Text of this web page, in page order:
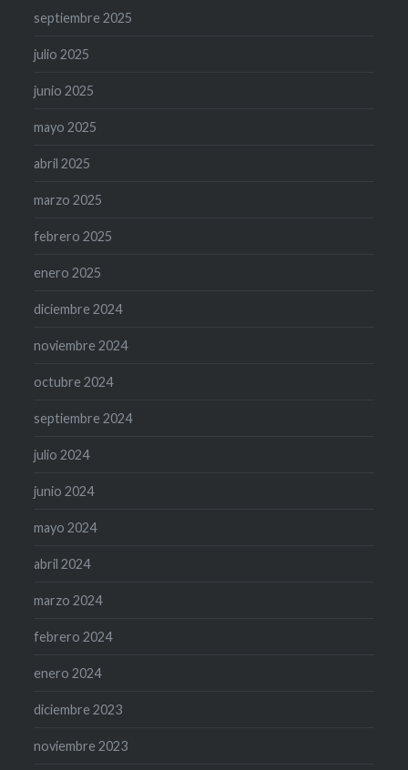
septiembre 2025
julio 2025
junio 2025
mayo 2025
abril 2025
marzo 2025
febrero 2025
enero 2025
diciembre 2024
noviembre 2024
octubre 2024
septiembre 2024
julio 2024
junio 2024
mayo 2024
abril 2024
marzo 2024
febrero 2024
enero 2024
diciembre 2023
noviembre 2023